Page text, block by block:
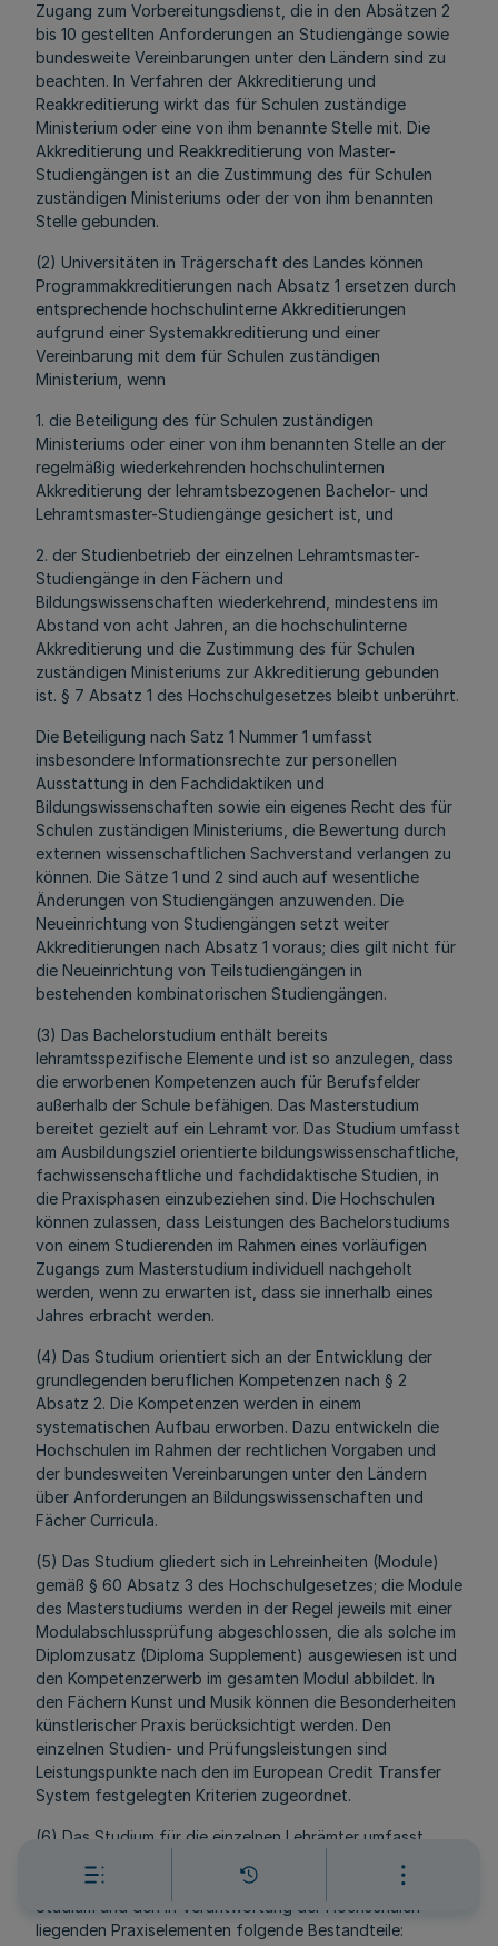
Zugang zum Vorbereitungsdienst, die in den Absätzen 2
bis 10 gestellten Anforderungen an Studiengänge sowie
bundesweite Vereinbarungen unter den Ländern sind zu
beachten. In Verfahren der Akkreditierung und
Reakkreditierung wirkt das für Schulen zuständige
Ministerium oder eine von ihm benannte Stelle mit. Die
Akkreditierung und Reakkreditierung von Master-
Studiengängen ist an die Zustimmung des für Schulen
zuständigen Ministeriums oder der von ihm benannten
Stelle gebunden.
(2) Universitäten in Trägerschaft des Landes können
Programmakkreditierungen nach Absatz 1 ersetzen durch
entsprechende hochschulinterne Akkreditierungen
aufgrund einer Systemakkreditierung und einer
Vereinbarung mit dem für Schulen zuständigen
Ministerium, wenn
1. die Beteiligung des für Schulen zuständigen
Ministeriums oder einer von ihm benannten Stelle an der
regelmäßig wiederkehrenden hochschulinternen
Akkreditierung der lehramtsbezogenen Bachelor- und
Lehramtsmaster-Studiengänge gesichert ist, und
2. der Studienbetrieb der einzelnen Lehramtsmaster-
Studiengänge in den Fächern und
Bildungswissenschaften wiederkehrend, mindestens im
Abstand von acht Jahren, an die hochschulinterne
Akkreditierung und die Zustimmung des für Schulen
zuständigen Ministeriums zur Akkreditierung gebunden
ist. § 7 Absatz 1 des Hochschulgesetzes bleibt unberührt.
Die Beteiligung nach Satz 1 Nummer 1 umfasst
insbesondere Informationsrechte zur personellen
Ausstattung in den Fachdidaktiken und
Bildungswissenschaften sowie ein eigenes Recht des für
Schulen zuständigen Ministeriums, die Bewertung durch
externen wissenschaftlichen Sachverstand verlangen zu
können. Die Sätze 1 und 2 sind auch auf wesentliche
Änderungen von Studiengängen anzuwenden. Die
Neueinrichtung von Studiengängen setzt weiter
Akkreditierungen nach Absatz 1 voraus; dies gilt nicht für
die Neueinrichtung von Teilstudiengängen in
bestehenden kombinatorischen Studiengängen.
(3) Das Bachelorstudium enthält bereits
lehramtsspezifische Elemente und ist so anzulegen, dass
die erworbenen Kompetenzen auch für Berufsfelder
außerhalb der Schule befähigen. Das Masterstudium
bereitet gezielt auf ein Lehramt vor. Das Studium umfasst
am Ausbildungsziel orientierte bildungswissenschaftliche,
fachwissenschaftliche und fachdidaktische Studien, in
die Praxisphasen einzubeziehen sind. Die Hochschulen
können zulassen, dass Leistungen des Bachelorstudiums
von einem Studierenden im Rahmen eines vorläufigen
Zugangs zum Masterstudium individuell nachgeholt
werden, wenn zu erwarten ist, dass sie innerhalb eines
Jahres erbracht werden.
(4) Das Studium orientiert sich an der Entwicklung der
grundlegenden beruflichen Kompetenzen nach § 2
Absatz 2. Die Kompetenzen werden in einem
systematischen Aufbau erworben. Dazu entwickeln die
Hochschulen im Rahmen der rechtlichen Vorgaben und
der bundesweiten Vereinbarungen unter den Ländern
über Anforderungen an Bildungswissenschaften und
Fächer Curricula.
(5) Das Studium gliedert sich in Lehreinheiten (Module)
gemäß § 60 Absatz 3 des Hochschulgesetzes; die Module
des Masterstudiums werden in der Regel jeweils mit einer
Modulabschlussprüfung abgeschlossen, die als solche im
Diplomzusatz (Diploma Supplement) ausgewiesen ist und
den Kompetenzerwerb im gesamten Modul abbildet. In
den Fächern Kunst und Musik können die Besonderheiten
künstlerischer Praxis berücksichtigt werden. Den
einzelnen Studien- und Prüfungsleistungen sind
Leistungspunkte nach den im European Credit Transfer
System festgelegten Kriterien zugeordnet.
(6) Das Studium für die einzelnen Lehrämter umfasst
Studiengang neben dem bildungswissenschaftlichen
Studium und den in Verantwortung der Hochschulen
liegenden Praxiselementen folgende Bestandteile: